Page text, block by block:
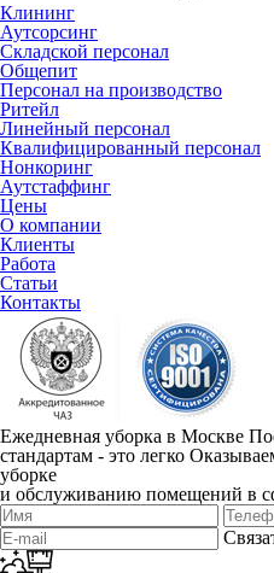
Клининг
Аутсорсинг
Складской персонал
Общепит
Персонал на производство
Ритейл
Линейный персонал
Квалифицированный персонал
Нонкоринг
Аутстаффинг
Цены
О компании
Клиенты
Работа
Статьи
Контакты
Ежедневная уборка в Москве
стандартам - это легко
уборке
и обслуживанию помещений в